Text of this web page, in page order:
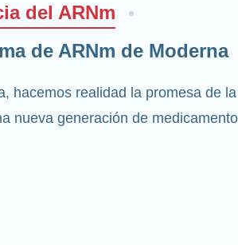
del ARNm
de ARNm de Moderna
hacemos realidad la promesa de
nueva generación de